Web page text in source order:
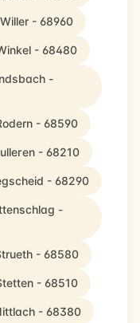
- 68960
- 68480
-
- 68590
- 68210
- 68290
-
- 68580
- 68510
- 68380